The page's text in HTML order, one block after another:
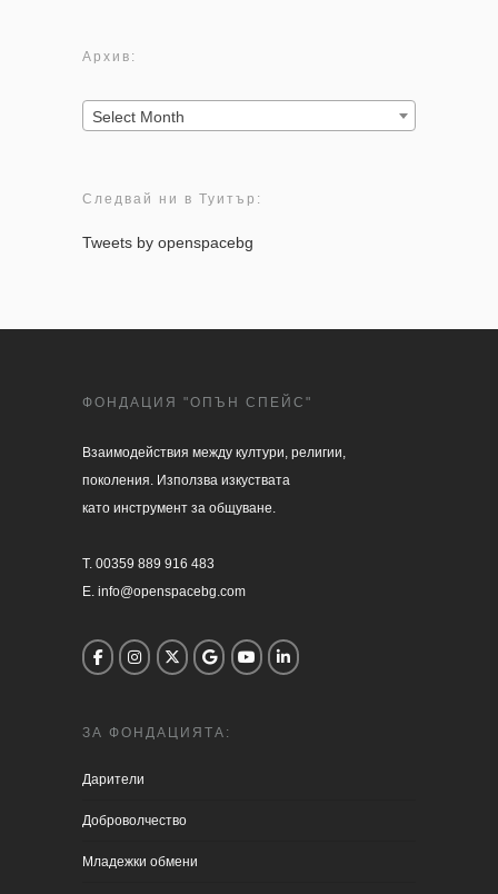
Архив:
Архив:
Select Month
Следвай ни в Туитър:
Tweets by openspacebg
ФОНДАЦИЯ "ОПЪН СПЕЙС"
Взаимодействия между култури, религии,
поколения. Използва изкуствата
като инструмент за общуване.
T. 00359 889 916 483
E. info@openspacebg.com
ЗА ФОНДАЦИЯТА:
Дарители
Доброволчество
Младежки обмени